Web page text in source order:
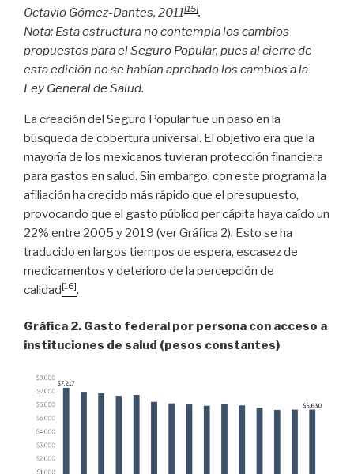
Octavio Gómez-Dantes, 2011[15].
Nota: Esta estructura no contempla los cambios
propuestos para el Seguro Popular, pues al cierre de
esta edición no se habían aprobado los cambios a la
Ley General de Salud.
La creación del Seguro Popular fue un paso en la
búsqueda de cobertura universal. El objetivo era que la
mayoría de los mexicanos tuvieran protección financiera
para gastos en salud. Sin embargo, con este programa la
afiliación ha crecido más rápido que el presupuesto,
provocando que el gasto público per cápita haya caído un
22% entre 2005 y 2019 (ver Gráfica 2). Esto se ha
traducido en largos tiempos de espera, escasez de
medicamentos y deterioro de la percepción de
calidad[16].
Gráfica 2. Gasto federal por persona con acceso a
instituciones de salud (pesos constantes)